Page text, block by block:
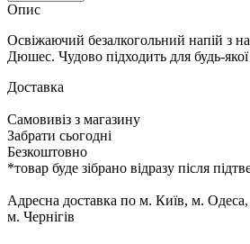
Опис
Освіжаючий безалкогольний напій з
Дюшес. Чудово підходить для будь-
Доставка
Cамовивіз з магазину
Забрати сьогодні
Безкоштовно
*товар буде зібрано відразу після
Адресна доставка по м. Київ, м.
м. Чернігів